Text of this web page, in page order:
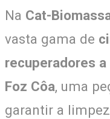
Na Cat-
vasta gama de
recuperadores
Foz Côa, uma
garantir a